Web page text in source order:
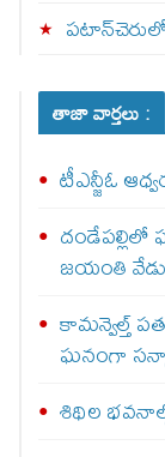
తాజా వార్తలు :
టీఎన్జీఓ
జయంతి
కామన్వెల్త్
ఘనంగా
శిథిల